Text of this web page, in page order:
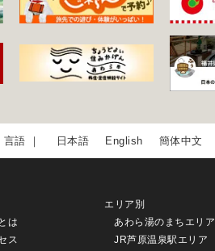
日本語 English 簡体中文
は
ス
エリア別
あわら湯のまちエリア
JR芦原温泉駅エリア